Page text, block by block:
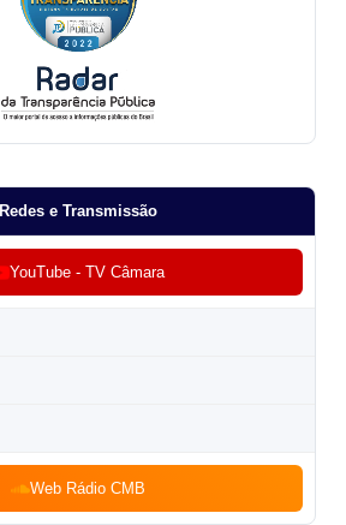
Redes e Transmissão
YouTube - TV Câmara
Web Rádio CMB